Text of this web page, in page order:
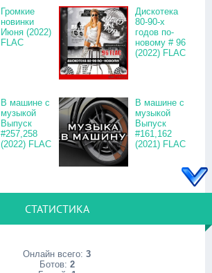
Громкие
новинки
Июня (2022)
FLAC
Дискотека
80-90-х
годов по-
новому # 96
(2022) FLAC
В машине с
музыкой
Выпуск
#257,258
(2022) FLAC
В машине с
музыкой
Выпуск
#161,162
(2021) FLAC
СТАТИСТИКА
Онлайн всего: 3
Ботов: 2